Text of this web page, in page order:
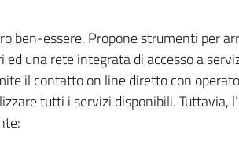
ben-essere. Propone strumenti per
una rete integrata di accesso a
il contatto on line diretto con
tutti i servizi disponibili. Tuttavia,